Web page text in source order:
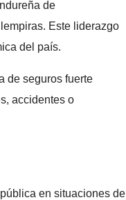
de
Este liderazgo
del país.
de seguros fuerte
accidentes o
en situaciones de